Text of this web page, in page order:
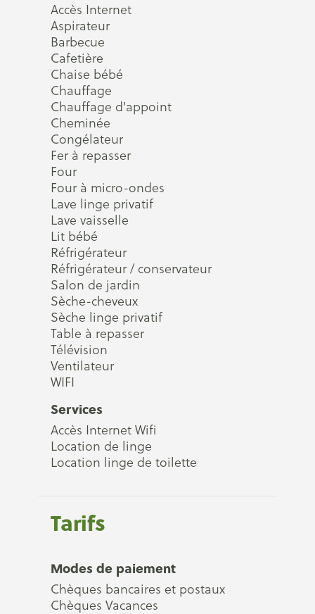
Accès Internet
Aspirateur
Barbecue
Cafetière
Chaise bébé
Chauffage
Chauffage d'appoint
Cheminée
Congélateur
Fer à repasser
Four
Four à micro-ondes
Lave linge privatif
Lave vaisselle
Lit bébé
Réfrigérateur
Réfrigérateur / conservateur
Salon de jardin
Sèche-cheveux
Sèche linge privatif
Table à repasser
Télévision
Ventilateur
WIFI
Services
Accès Internet Wifi
Location de linge
Location linge de toilette
Tarifs
Modes de paiement
Chèques bancaires et postaux
Chèques Vacances